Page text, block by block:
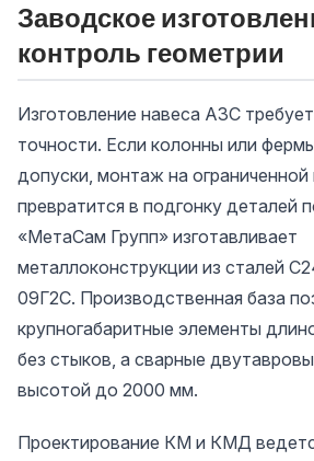
Заводское
контроль геометрии
Изготовление навеса АЗС
точности. Если колонны или
допуски, монтаж на
превратится в подгонку деталей
«МетаСам Групп» изготавливает
металлоконструкции из сталей
09Г2С. Производственная база
крупногабаритные элементы
без стыков, а сварные
высотой до 2000 мм.
Проектирование КМ и КМД